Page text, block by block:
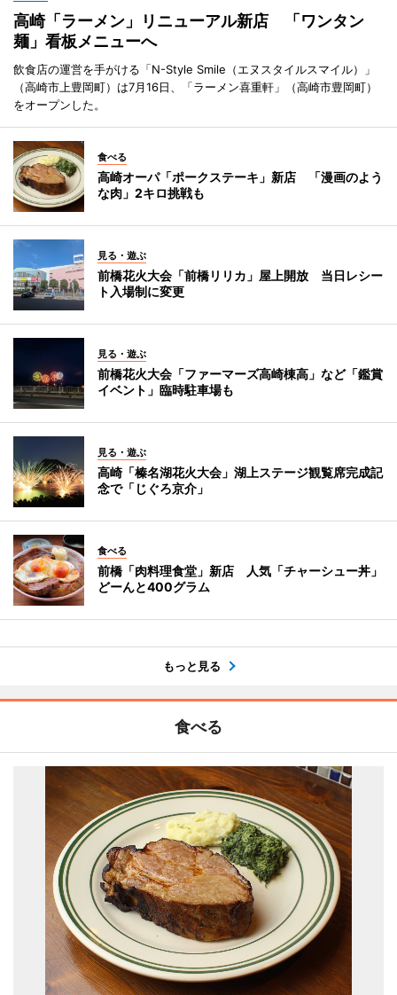
高崎「ラーメン」リニューアル新店 「ワンタン
麺」看板メニューへ
飲食店の運営を手がける「N-Style Smile（エヌスタイルスマイル）」
（高崎市上豊岡町）は7月16日、「ラーメン喜重軒」（高崎市豊岡町）
をオープンした。
食べる
高崎オーパ「ポークステーキ」新店 「漫画のよう
な肉」2キロ挑戦も
見る・遊ぶ
前橋花火大会「前橋リリカ」屋上開放 当日レシー
ト入場制に変更
見る・遊ぶ
前橋花火大会「ファーマーズ高崎棟高」など「鑑賞
イベント」臨時駐車場も
見る・遊ぶ
高崎「榛名湖花火大会」湖上ステージ観覧席完成記
念で「じぐろ京介」
食べる
前橋「肉料理食堂」新店 人気「チャーシュー丼」
どーんと400グラム
もっと見る
食べる